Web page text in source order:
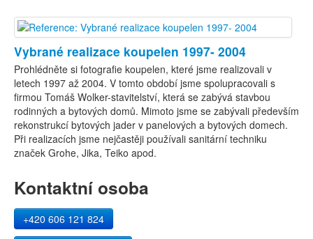
Vybrané realizace koupelen 1997- 2004
Prohlédněte si fotografie koupelen, které jsme realizovali v
letech 1997 až 2004. V tomto období jsme spolupracovali s
firmou Tomáš Wolker-stavitelství, která se zabývá stavbou
rodinných a bytových domů. Mimoto jsme se zabývali především
rekonstrukcí bytových jader v panelových a bytových domech.
Při realizacích jsme nejčastěji používali sanitární techniku
značek Grohe, Jika, Teiko apod.
Kontaktní osoba
+420 606 121 824